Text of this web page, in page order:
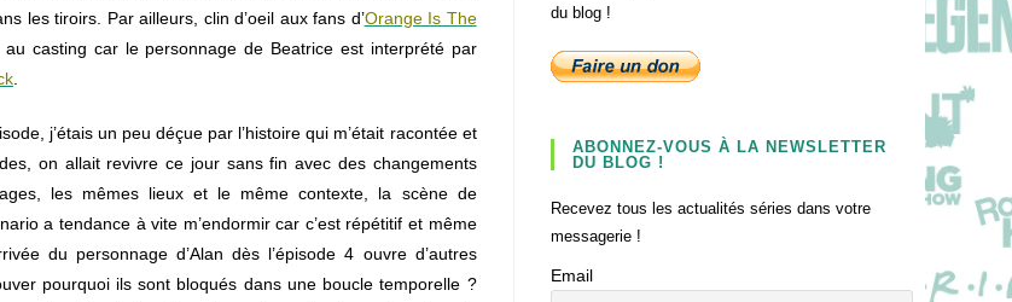
les tiroirs. Par ailleurs, clin d’oeil aux fans d’Orange Is The
casting car le personnage de Beatrice est interprété par
j’étais un peu déçue par l’histoire qui m’était racontée et
on allait revivre ce jour sans fin avec des changements
les mêmes lieux et le même contexte, la scène de
a tendance à vite m’endormir car c’est répétitif et même
du personnage d’Alan dès l’épisode 4 ouvre d’autres
pourquoi ils sont bloqués dans une boucle temporelle ?
du blog !
ABONNEZ-VOUS À LA NEWSLETTER
DU BLOG !
Recevez tous les actualités séries dans votre
messagerie !
Email